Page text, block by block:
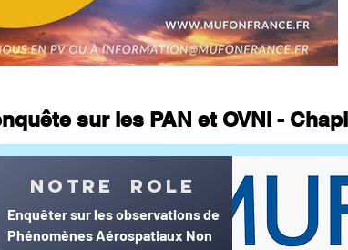
sur les PAN et OVNI -
© MUFON France et
notre role
Enquêter sur les observations de
Phénomènes Aérospatiaux Non